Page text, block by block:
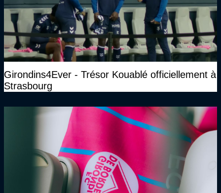
Girondins4Ever - Trésor Kouablé officiellement à
Strasbourg